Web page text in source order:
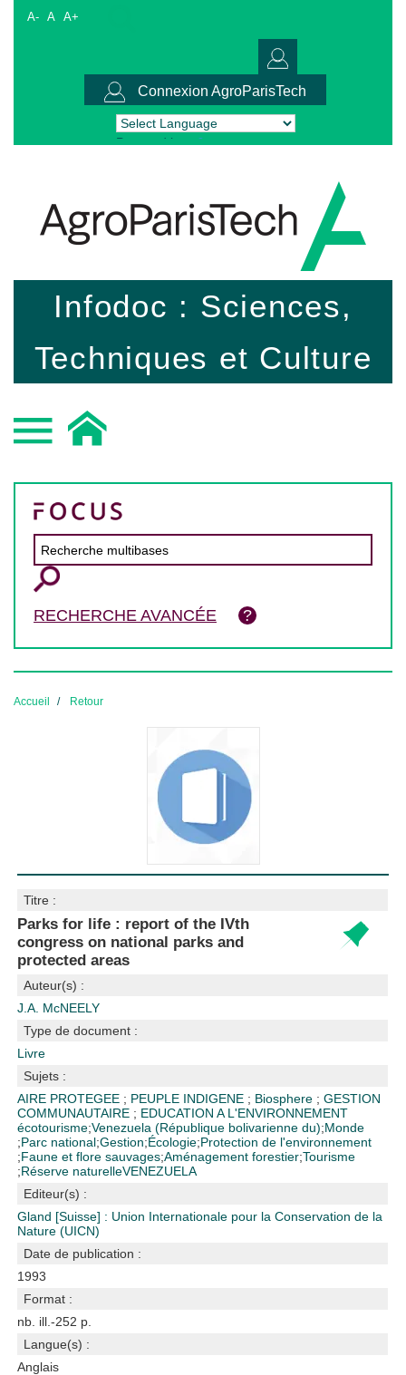
A- A A+
Connexion AgroParisTech
Powered by Translate
Infodoc : Sciences,
Techniques et Culture
RECHERCHE AVANCÉE
Accueil Retour
Titre :
Parks for life : report of the IVth
congress on national parks and
protected areas
Auteur(s) :
J.A. McNEELY
Type de document :
Livre
Sujets :
AIRE PROTEGEE ; PEUPLE INDIGENE ; Biosphere ;GESTION
COMMUNAUTAIRE ; EDUCATION A L'ENVIRONNEMENT
écotourisme;Venezuela (République bolivarienne du);Monde
;Parc national;Gestion;Écologie;Protection de l'environnement
;Faune et flore sauvages;Aménagement forestier;Tourisme
;Réserve naturelleVENEZUELA
Editeur(s) :
Gland [Suisse] : Union Internationale pour la Conservation de la
Nature (UICN)
Date de publication :
1993
Format :
nb. ill.-252 p.
Langue(s) :
Anglais